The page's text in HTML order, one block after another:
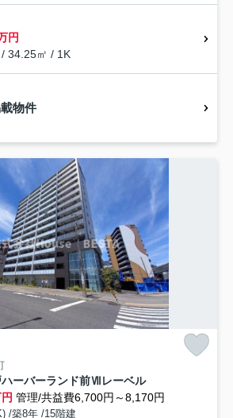
円
34.25㎡ / 1K
物件
ーバーランド前Ⅶレーベル
管理/共益費6,700円～8,170円
/築8年 /15階建